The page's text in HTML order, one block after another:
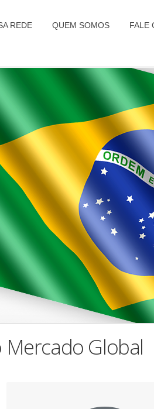
REDE QUEM SOMOS FALE
Mercado Global